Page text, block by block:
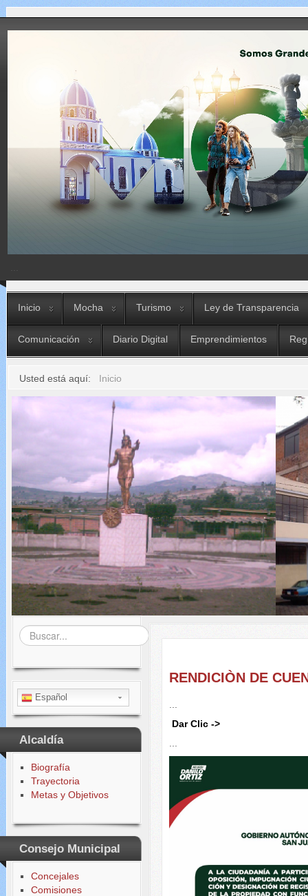
Inicio Mocha Turismo Ley de Transparencia
Comunicación Diario Digital Emprendimientos
Usted está aquí: Inicio
LUGARES QUE POSEE EL CANTON MOCHA
Buscar...
Español
Alcaldía
Biografía
Trayectoria
Metas y Objetivos
Consejo Municipal
Concejales
Comisiones
RENDICIÒN DE
Dar Clic ->